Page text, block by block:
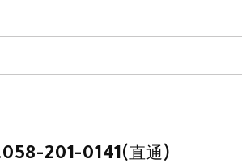
058-201-0141(直通)